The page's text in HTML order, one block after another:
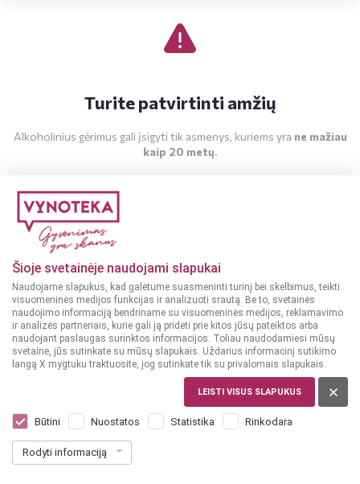
Šioje svetainėje naudojami slapukai
Naudojame slapukus, kad galėtume suasmeninti turinį bei skelbimus, teikti
visuomeninės medijos funkcijas ir analizuoti srautą. Be to, svetainės
naudojimo informaciją bendriname su visuomeninės medijos, reklamavimo
ir analizės partneriais, kurie gali ją pridėti prie kitos jūsų pateiktos arba
naudojant paslaugas surinktos informacijos. Toliau naudodamiesi mūsų
svetaine, jūs sutinkate su mūsų slapukais. Uždarius informacinį sutikimo
langą X mygtuku traktuosite, jog sutinkate tik su privalomais slapukais.
LEISTI VISUS SLAPUKUS
Būtini Nuostatos Statistika Rinkodara
Rodyti informaciją
Turite patvirtinti amžių
Alkoholinius gėrimus gali įsigyti tik asmenys, kuriems yra ne mažiau
kaip 20 metų.
Capellana Tinto Tempranillo 0,75 l
Dar nėra balsų, galite įvertinti
49